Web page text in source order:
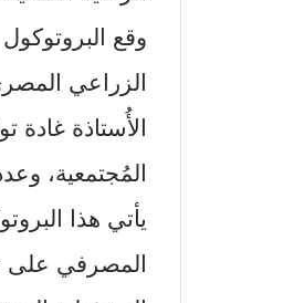
وقع
الزراعي
الأُستاذة
المُجتمعية،
يأتي هذا
المصرفي على